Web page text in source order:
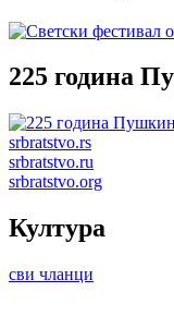
225 година
srbratstvo.rs
srbratstvo.ru
srbratstvo.org
Култура
сви чланци